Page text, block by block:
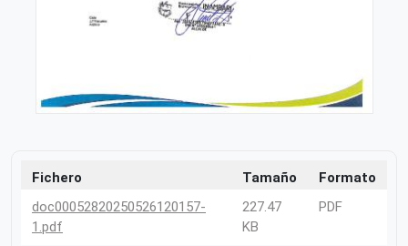
Fichero Tamaño
Formato
doc00052820250526120157-
1.pdf
227.47
KB
PDF